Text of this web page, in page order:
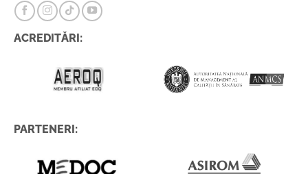
ACREDITĂRI:
PARTENERI: